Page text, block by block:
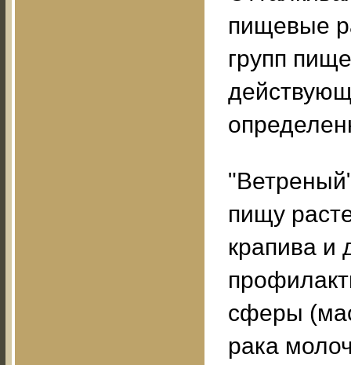
пищевые
групп
пищу
крапива и
сферы
рака